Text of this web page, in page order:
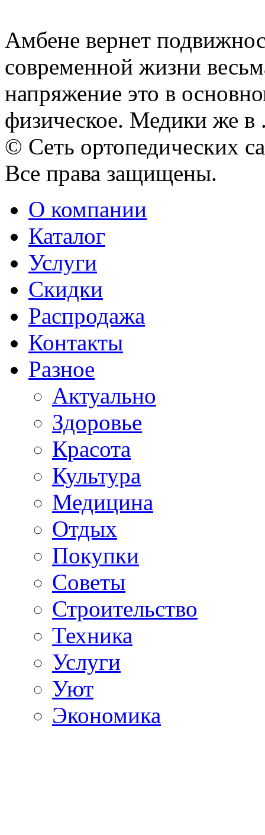
Амбене вернет
современной жизни
напряжение это в
физическое. Медики же в
© Сеть ортопедических
Все права защищены.
О компании
Каталог
Услуги
Скидки
Распродажа
Контакты
Разное
Актуально
Здоровье
Красота
Культура
Медицина
Отдых
Покупки
Советы
Строительство
Техника
Услуги
Уют
Экономика